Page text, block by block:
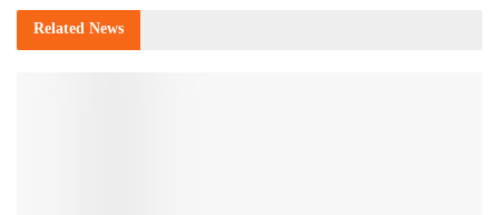
Related News